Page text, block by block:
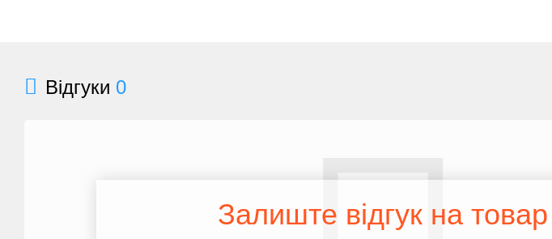
Відгуки 0
Залиште відгук на товар